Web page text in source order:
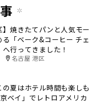
】焼きたてパンと人気モー
る「ベーク&コーヒー チェ
行ってきました！
名古屋 港区
の夏はホテル時間も楽しも
ベイ」でレトロアメリカ